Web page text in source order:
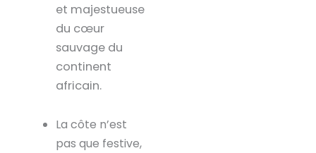
et majestueuse
du cœur
sauvage du
continent
africain.
La côte n’est
pas que festive,